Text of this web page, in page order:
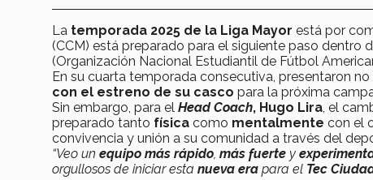
La temporada 2025 de la Liga Mayor está por
(CCM) está preparado para el siguiente paso dentro
(Organización Nacional Estudiantil de Fútbol
En su cuarta temporada consecutiva, presentaron
con el estreno de su casco para la próxima
Sin embargo, para el Head Coach, Hugo Lira , el
preparado tanto física como mentalmente con el
convivencia y unión a su comunidad a través del
“Veo un equipo más rápido más fuerte y
orgullosos de iniciar esta nueva era para el Tec